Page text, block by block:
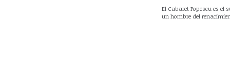
El Cabaret Popescu es el
un hombre del